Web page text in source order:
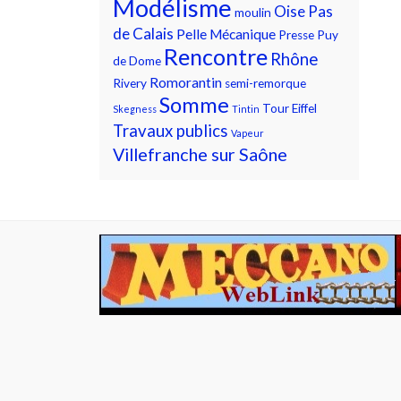
Modélisme moulin Oise Pas
de Calais Pelle Mécanique Presse Puy
de Dome Rencontre Rhône
Rivery Romorantin semi-remorque
Skegness Somme Tintin Tour Eiffel
Travaux publics Vapeur
Villefranche sur Saône